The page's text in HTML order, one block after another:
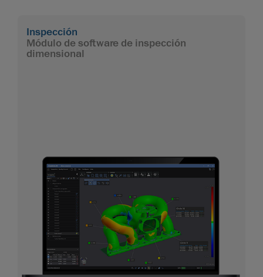
Inspección
Módulo de software de inspección
dimensional